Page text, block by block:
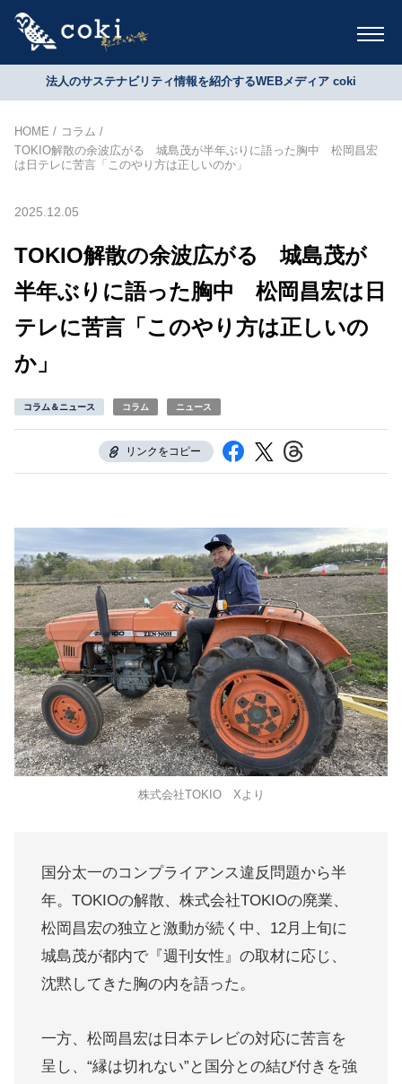
法人のサステナビリティ情報を紹介するWEBメディア coki
HOME
コラム
TOKIO解散の余波広がる 城島茂が半年ぶりに語った胸中 松岡昌宏
は日テレに苦言「このやり方は正しいのか」
2025.12.05
TOKIO解散の余波広がる 城島茂が
半年ぶりに語った胸中 松岡昌宏は日
テレに苦言「このやり方は正しいの
か」
コラム＆ニュース コラム ニュース
リンクをコピー
株式会社TOKIO Xより
国分太一のコンプライアンス違反問題から半
年。TOKIOの解散、株式会社TOKIOの廃業、
松岡昌宏の独立と激動が続く中、12月上旬に
城島茂が都内で『週刊女性』の取材に応じ、
沈黙してきた胸の内を語った。
一方、松岡昌宏は日本テレビの対応に苦言を
呈し、“縁は切れない”と国分との結び付きを強